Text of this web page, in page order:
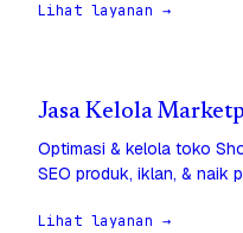
Lihat layanan →
Jasa Kelola
Optimasi & kelola toko
SEO produk, iklan, & naik
Lihat layanan →